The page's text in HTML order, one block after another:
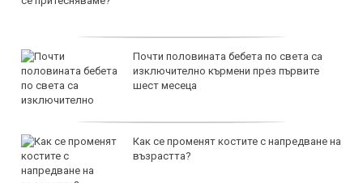
Почти половината бебета по света са
изключително кърмени през първите
шест месеца
Как се променят костите с напредване на
възрастта?